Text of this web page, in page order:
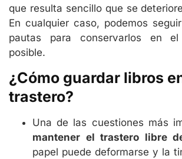
que resulta sencillo que se
En cualquier caso, podemos
pautas para conservarlos en
posible.
¿Cómo guardar libros
trastero?
Una de las cuestiones más
mantener el trastero libre
papel puede deformarse y la